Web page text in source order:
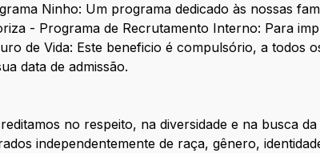
Ninho: Um programa dedicado às nossas
- Programa de Recrutamento Interno: Para
de Vida: Este beneficio é compulsório, a todos
data de admissão.
no respeito, na diversidade e na busca
independentemente de raça, gênero,